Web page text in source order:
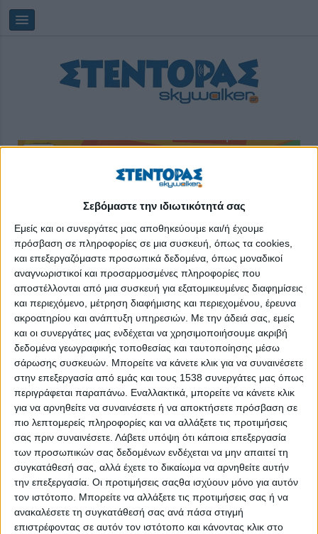
Σεβόμαστε την ιδιωτικότητά σας
Εμείς και οι συνεργάτες μας αποθηκεύουμε και/ή έχουμε
πρόσβαση σε πληροφορίες σε μια συσκευή, όπως τα cookies,
και επεξεργαζόμαστε προσωπικά δεδομένα, όπως μοναδικοί
αναγνωριστικοί και προσαρμοσμένες πληροφορίες που
αποστέλλονται από μια συσκευή για εξατομικευμένες διαφημίσεις
και περιεχόμενο, μέτρηση διαφήμισης και περιεχομένου, έρευνα
ακροατηρίου και ανάπτυξη υπηρεσιών. Με την άδειά σας, εμείς
και οι συνεργάτες μας ενδέχεται να χρησιμοποιήσουμε ακριβή
δεδομένα γεωγραφικής τοποθεσίας και ταυτοποίησης μέσω
σάρωσης συσκευών. Μπορείτε να κάνετε κλικ για να συναινέσετε
στην επεξεργασία από εμάς και τους 1538 συνεργάτες μας όπως
περιγράφεται παραπάνω. Εναλλακτικά, μπορείτε να κάνετε κλικ
για να αρνηθείτε να συναινέσετε ή να αποκτήσετε πρόσβαση σε
πιο λεπτομερείς πληροφορίες και να αλλάξετε τις προτιμήσεις
σας πριν συναινέσετε. Λάβετε υπόψη ότι κάποια επεξεργασία
των προσωπικών σας δεδομένων ενδέχεται να μην απαιτεί τη
συγκατάθεσή σας, αλλά έχετε το δικαίωμα να αρνηθείτε αυτήν
την επεξεργασία. Οι προτιμήσεις σαςθα ισχύουν μόνο για αυτόν
τον ιστότοπο. Μπορείτε να αλλάξετε τις προτιμήσεις σας ή να
ανακαλέσετε τη συγκατάθεσή σας ανά πάσα στιγμή
επιστρέφοντας σε αυτόν τον ιστότοπο και κάνοντας κλικ στο
Κυριακή, 09/08/202610:28:51
δημόσια υγεία
Μοζαμβίκη: Επιδημία χολέρας μετά το φονικό χτύπημα
νέου κυκλώνα
Παρατείνεται η υποχρέωση εφαρμογής της τηλεργασίας
και του κλιμακωτού ωραρίου των εργαζομένων
Στον Πειραιά το «Νήσος Σάμος» με 466 μετανάστες από
Λέσβο και Χίο